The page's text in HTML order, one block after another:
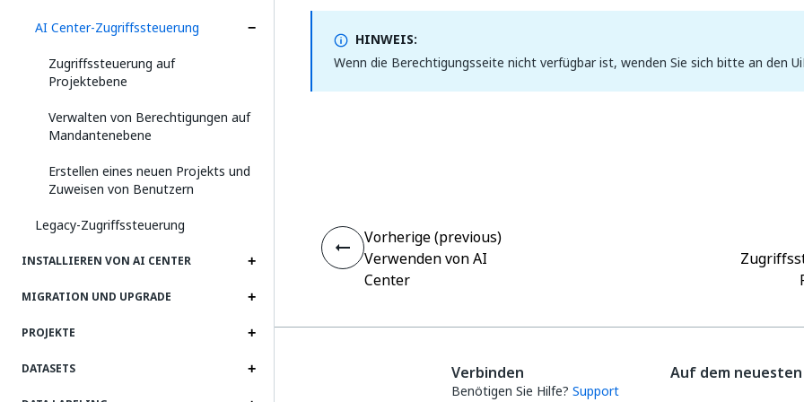
AI Center-Zugriffssteuerung
Zugriffssteuerung auf
Projektebene
Verwalten von Berechtigungen auf
Mandantenebene
Erstellen eines neuen Projekts und
Zuweisen von Benutzern
Legacy-Zugriffssteuerung
INSTALLIEREN VON AI CENTER
MIGRATION UND UPGRADE
PROJEKTE
DATASETS
HINWEIS:
Wenn die Berechtigungsseite nicht verfügbar ist, wenden Sie sich bitte an den
Vorherige (previous)
Verwenden von AI
Center
Verbinden
Benötigen Sie Hilfe? Support
Auf dem